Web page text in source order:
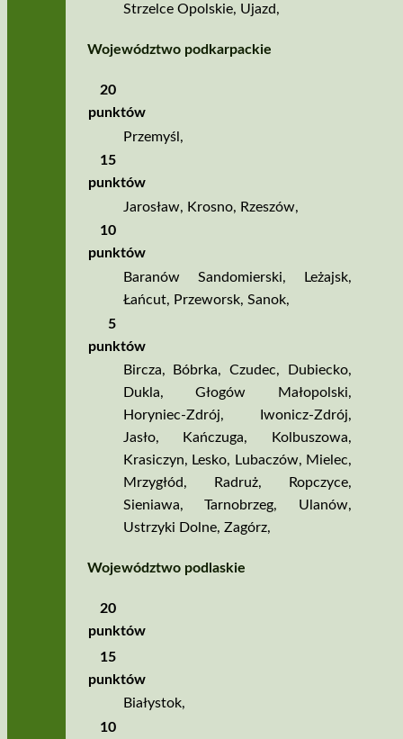
Strzelce Opolskie, Ujazd,
Województwo podkarpackie
20
punktów
Przemyśl ,
15
punktów
Jarosław, Krosno, Rzeszów,
10
punktów
Baranów Sandomierski, Leżajsk,
Łańcut, Przeworsk, Sanok,
5
punktów
Bircza, Bóbrka,Czudec, Dubiecko,
Dukla,Głogów Małopolski,
Horyniec­‑Zdrój, Iwonicz­‑Zdrój,
Jasło, Kańczuga, Kolbuszowa,
Krasiczyn, Lesko, Lubaczów, Mielec,
Mrzygłód, Radruż, Ropczyce,
Sieniawa,Tarnobrzeg, Ulanów,
Ustrzyki Dolne, Zagórz,
Województwo podlaskie
20
punktów
15
punktów
Białystok,
10